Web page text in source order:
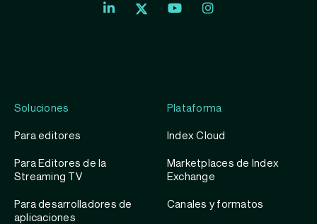
Soluciones
Para editores
Para Editores de la
Streaming TV
Para desarrolladores de
aplicaciones
Plataforma
Index Cloud
Marketplaces de Index
Exchange
Canales y formatos
IndexIndex